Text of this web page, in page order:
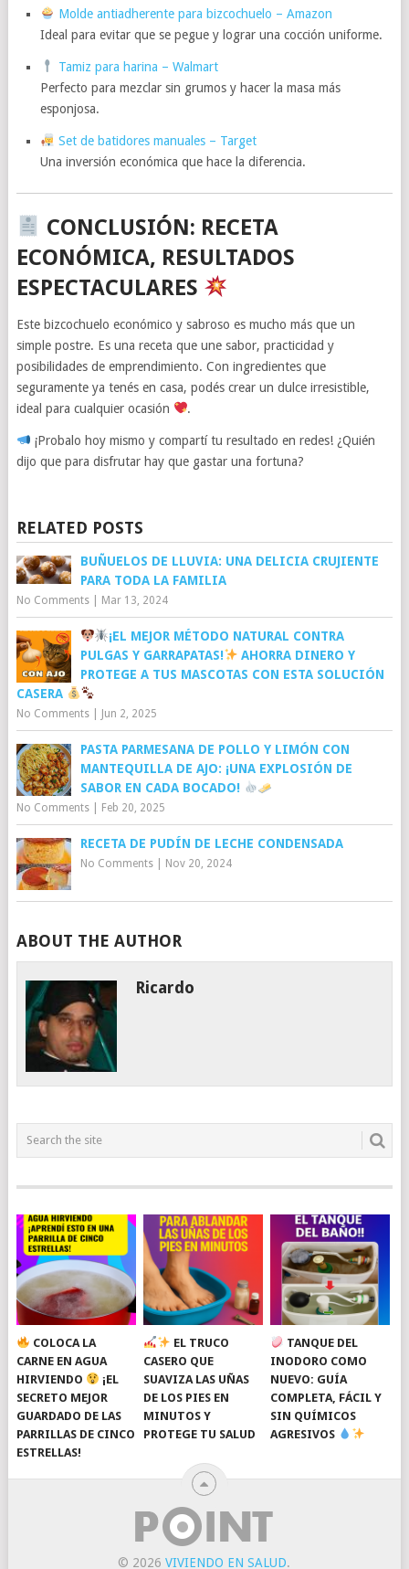
Molde antiadherente para bizcochuelo – Amazon
Ideal para evitar que se pegue y lograr una cocción uniforme.
Tamiz para harina – Walmart
Perfecto para mezclar sin grumos y hacer la masa más
esponjosa.
Set de batidores manuales – Target
Una inversión económica que hace la diferencia.
CONCLUSIÓN: RECETA
ECONÓMICA, RESULTADOS
ESPECTACULARES
Este bizcochuelo económico y sabroso es mucho más que un
simple postre. Es una receta que une sabor, practicidad y
posibilidades de emprendimiento. Con ingredientes que
seguramente ya tenés en casa, podés crear un dulce irresistible,
ideal para cualquier ocasión
.
¡Probalo hoy mismo y compartí tu resultado en redes! ¿Quién
dijo que para disfrutar hay que gastar una fortuna?
RELATED POSTS
BUÑUELOS DE LLUVIA: UNA DELICIA CRUJIENTE
PARA TODA LA FAMILIA
No Comments| Mar 13, 2024
¡EL MEJOR MÉTODO NATURAL CONTRA
PULGAS Y GARRAPATAS!
AHORRA DINERO Y
PROTEGE A TUS MASCOTAS CON ESTA SOLUCIÓN
CASERA
No Comments| Jun 2, 2025
PASTA PARMESANA DE POLLO Y LIMÓN CON
MANTEQUILLA DE AJO: ¡UNA EXPLOSIÓN DE
SABOR EN CADA BOCADO!
No Comments| Feb 20, 2025
RECETA DE PUDÍN DE LECHE CONDENSADA
No Comments| Nov 20, 2024
ABOUT THE AUTHOR
Ricardo
COLOCA LA
CARNE EN AGUA
HIRVIENDO
¡EL
SECRETO MEJOR
GUARDADO DE LAS
PARRILLAS DE CINCO
ESTRELLAS!
EL TRUCO
CASERO QUE
SUAVIZA LAS UÑAS
DE LOS PIES EN
MINUTOS Y
PROTEGE TU SALUD
TANQUE DEL
INODORO COMO
NUEVO: GUÍA
COMPLETA, FÁCIL Y
SIN QUÍMICOS
AGRESIVOS
© 2026VIVIENDO EN SALUD.